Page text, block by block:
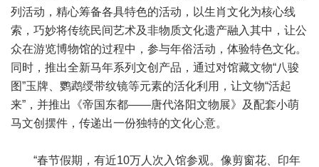
列活动，精心筹备各具特色的活动，以生肖文化为核心线
索，巧妙将传统民间艺术及非物质文化遗产融入其中，让公
众在游览博物馆的过程中，参与年俗活动，体验特色文化。
同时，推出全新马年系列文创产品，通过对馆藏文物“八骏
图”玉牌、鹦鹉绶带纹镜等元素的活化利用，让文物“活起
来”，并推出《帝国东都——唐代洛阳文物展》及配套小萌
马文创摆件，传递出一份独特的文化心意。
“春节假期，有近10万人次入馆参观。像剪窗花、印年